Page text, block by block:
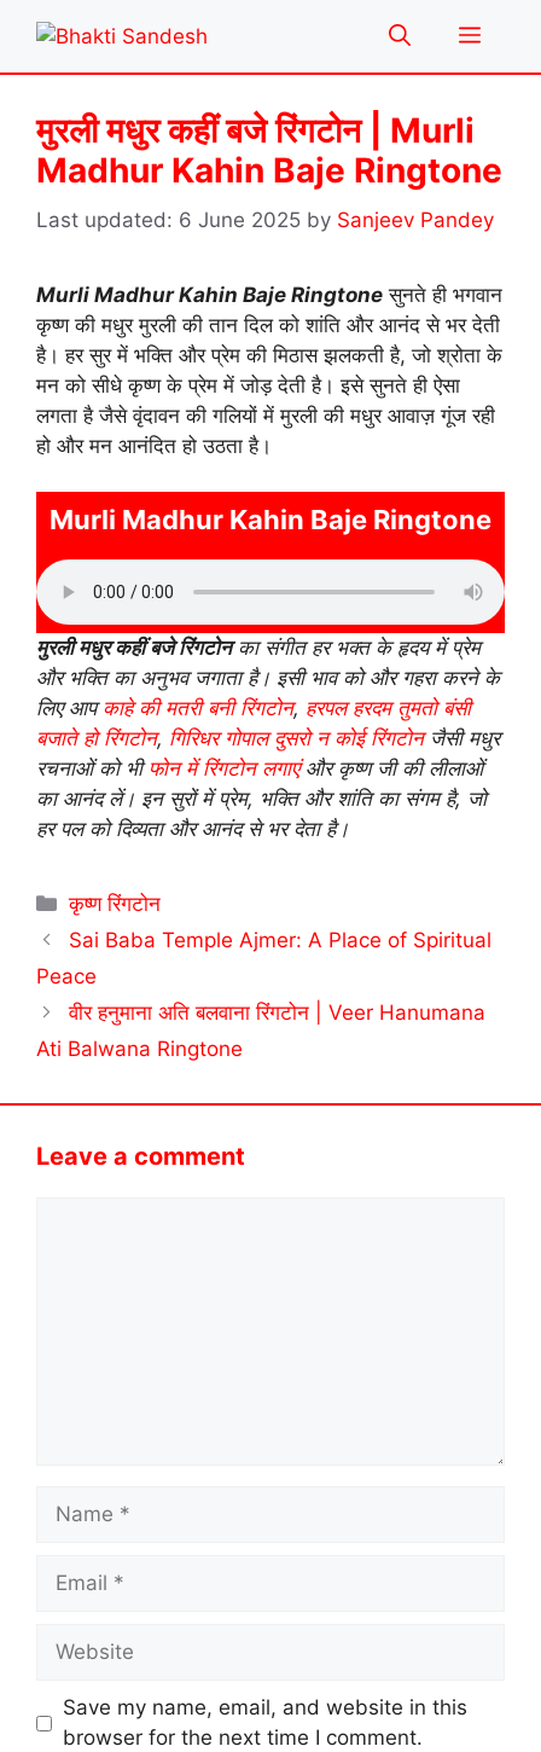
content
Menu
मुरली मधुर कहीं बजे रिंगटोन | Murli
Madhur Kahin Baje Ringtone
6 June 2025 by Sanjeev Pandey
Murli Madhur Kahin Baje Ringtone सुनते ही भगवान
कृष्ण की मधुर मुरली की तान दिल को शांति और आनंद से भर देती
है। हर सुर में भक्ति और प्रेम की मिठास झलकती है, जो श्रोता के
मन को सीधे कृष्ण के प्रेम में जोड़ देती है। इसे सुनते ही ऐसा
लगता है जैसे वृंदावन की गलियों में मुरली की मधुर आवाज़ गूंज रही
हो और मन आनंदित हो उठता है।
Murli Madhur Kahin Baje Ringtone
मुरली मधुर कहीं बजे रिंगटोनका संगीत हर भक्त के हृदय में प्रेम
और भक्ति का अनुभव जगाता है। इसी भाव को और गहरा करने के
लिए आपकाहे की मतरी बनी रिंगटोन, हरपल हरदम तुमतो बंसी
बजाते हो रिंगटोन, गिरिधर गोपाल दुसरो न कोई रिंगटोनजैसी मधुर
रचनाओं को भी फोन में रिंगटोन लगाएंऔर कृष्ण जी की लीलाओं
का आनंद लें। इन सुरों में प्रेम, भक्ति और शांति का संगम है, जो
हर पल को दिव्यता और आनंद से भर देता है।
Categories
कृष्ण रिंगटोन
Sai Baba Temple Ajmer: A Place of Spiritual
Peace
वीर हनुमाना अति बलवाना रिंगटोन | Veer Hanumana
Ati Balwana Ringtone
Leave a comment
Name
Email
Website
Save my name, email, and website in this
browser for the next time I comment.